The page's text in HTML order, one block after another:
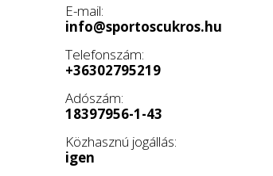
E-mail:
info@sportoscukros.hu
Telefonszám:
+36302795219
Adószám:
18397956-1-43
Közhasznú jogállás:
igen